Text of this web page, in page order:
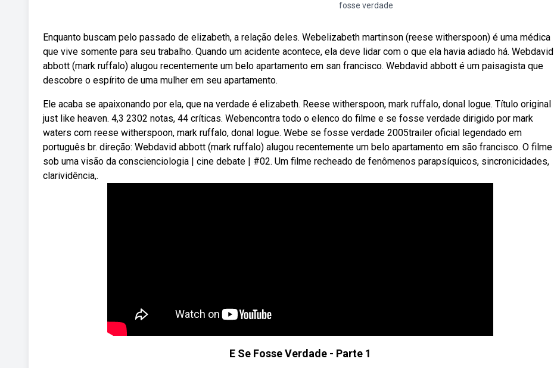
fosse verdade
Enquanto buscam pelo passado de elizabeth, a relação deles. Webelizabeth martinson (reese witherspoon) é uma médica
que vive somente para seu trabalho. Quando um acidente acontece, ela deve lidar com o que ela havia adiado há. Webdavid
abbott (mark ruffalo) alugou recentemente um belo apartamento em san francisco. Webdavid abbott é um paisagista que
descobre o espírito de uma mulher em seu apartamento.
Ele acaba se apaixonando por ela, que na verdade é elizabeth. Reese witherspoon, mark ruffalo, donal logue. Título original
just like heaven. 4,3 2302 notas, 44 críticas. Webencontra todo o elenco do filme e se fosse verdade dirigido por mark
waters com reese witherspoon, mark ruffalo, donal logue. Webe se fosse verdade 2005trailer oficial legendado em
português br. direção: Webdavid abbott (mark ruffalo) alugou recentemente um belo apartamento em são francisco. O filme
sob uma visão da conscienciologia | cine debate | #02. Um filme recheado de fenômenos parapsíquicos, sincronicidades,
clarividência,.
E Se Fosse Verdade - Parte 1